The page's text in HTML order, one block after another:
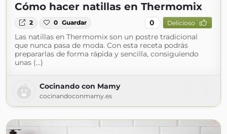
Cómo hacer natillas en Thermomix
2 0 Guardar 0 Delicioso
Las natillas en Thermomix son un postre tradicional
que nunca pasa de moda. Con esta receta podrás
prepararlas de forma rápida y sencilla, consiguiendo
unas (...)
Cocinando con Mamy
cocinandoconmamy.es